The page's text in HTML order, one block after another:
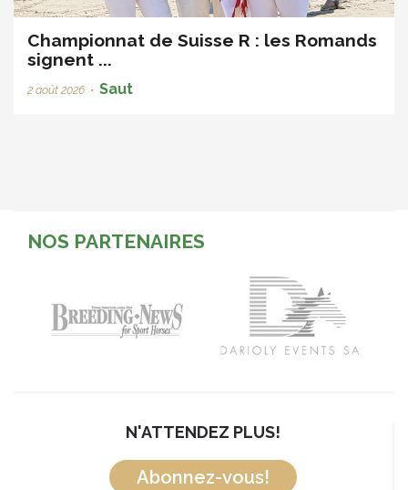
Championnat de Suisse R : les Romands
signent ...
2 août 2026 • Saut
NOS PARTENAIRES
N'ATTENDEZ PLUS!
Abonnez-vous!